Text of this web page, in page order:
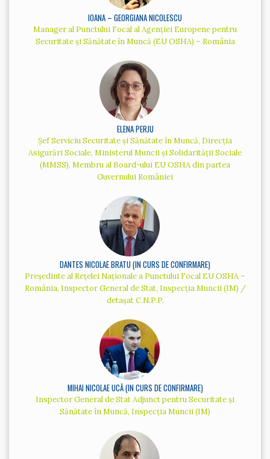
IOANA – GEORGIANA NICOLESCU
Manager al Punctului Focal al Agenției Europene pentru
Securitate și Sănătate în Muncă (EU OSHA) – România
ELENA PERJU
Șef Serviciu Securitate și Sănătate în Muncă, Direcția
Asigurări Sociale, Ministerul Muncii și Solidarității Sociale
(MMSS), Membru al Board-ului EU OSHA din partea
Guvernului României
DANTES NICOLAE BRATU (IN CURS DE CONFIRMARE)
Președinte al Rețelei Naționale a Punctului Focal EU OSHA –
România, Inspector General de Stat, Inspecția Muncii (IM) /
detașat C.N.P.P.
MIHAI NICOLAE UCĂ (IN CURS DE CONFIRMARE)
Inspector General de Stat Adjunct pentru Securitate și
Sănătate în Muncă, Inspecția Muncii (IM)